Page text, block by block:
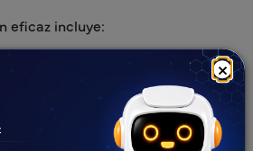
×
eficaz incluye:
a la presentación